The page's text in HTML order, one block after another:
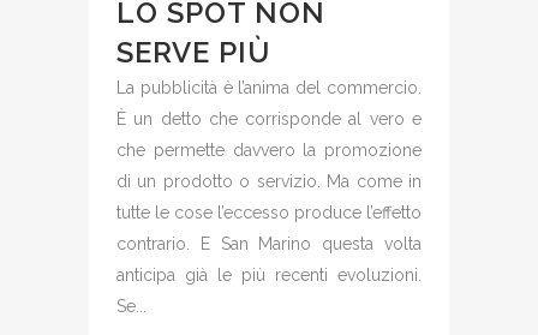
LO SPOT NON
SERVE PIÙ
La pubblicità è l’anima del commercio.
È un detto che corrisponde al vero e
che permette davvero la promozione
di un prodotto o servizio. Ma come in
tutte le cose l’eccesso produce l’effetto
contrario. E San Marino questa volta
anticipa già le più recenti evoluzioni.
Se...